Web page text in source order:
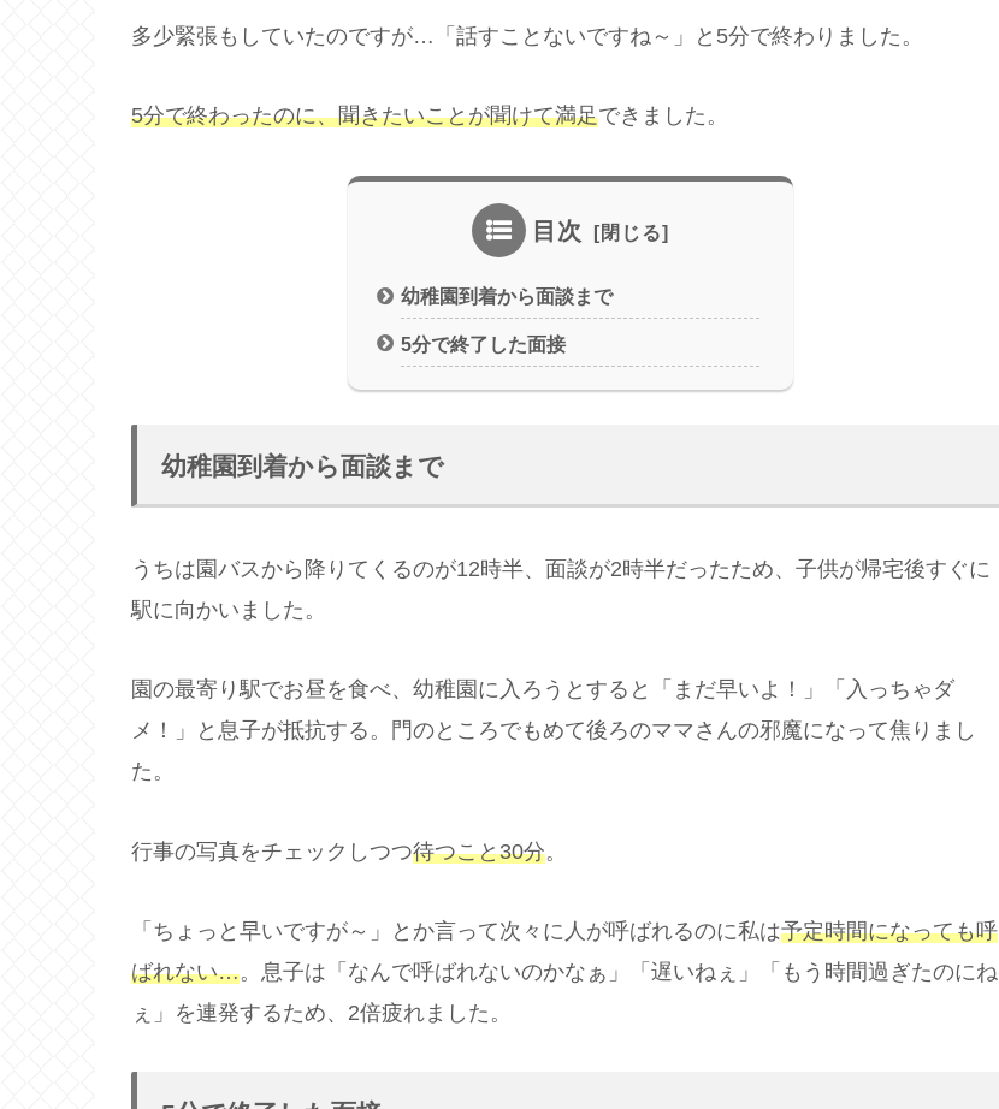
多少緊張もしていたのですが…「話すことないですね～」と5分で終わりました。
5分で終わったのに、聞きたいことが聞けて満足できました。
目次
幼稚園到着から面談まで
5分で終了した面接
幼稚園到着から面談まで
うちは園バスから降りてくるのが12時半、面談が2時半だったため、子供が帰宅後すぐに
駅に向かいました。
園の最寄り駅でお昼を食べ、幼稚園に入ろうとすると「まだ早いよ！」「入っちゃダ
メ！」と息子が抵抗する。門のところでもめて後ろのママさんの邪魔になって焦りまし
た。
行事の写真をチェックしつつ待つこと30分。
「ちょっと早いですが～」とか言って次々に人が呼ばれるのに私は予定時間になっても呼
ばれない…。息子は「なんで呼ばれないのかなぁ」「遅いねぇ」「もう時間過ぎたのにね
ぇ」を連発するため、2倍疲れました。